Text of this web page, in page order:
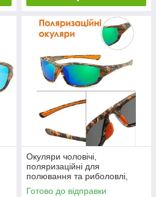
Окуляри чоловічі,
поляризаційні для
полювання та риболовлі,
Polarized, Green.
Готово до відправки